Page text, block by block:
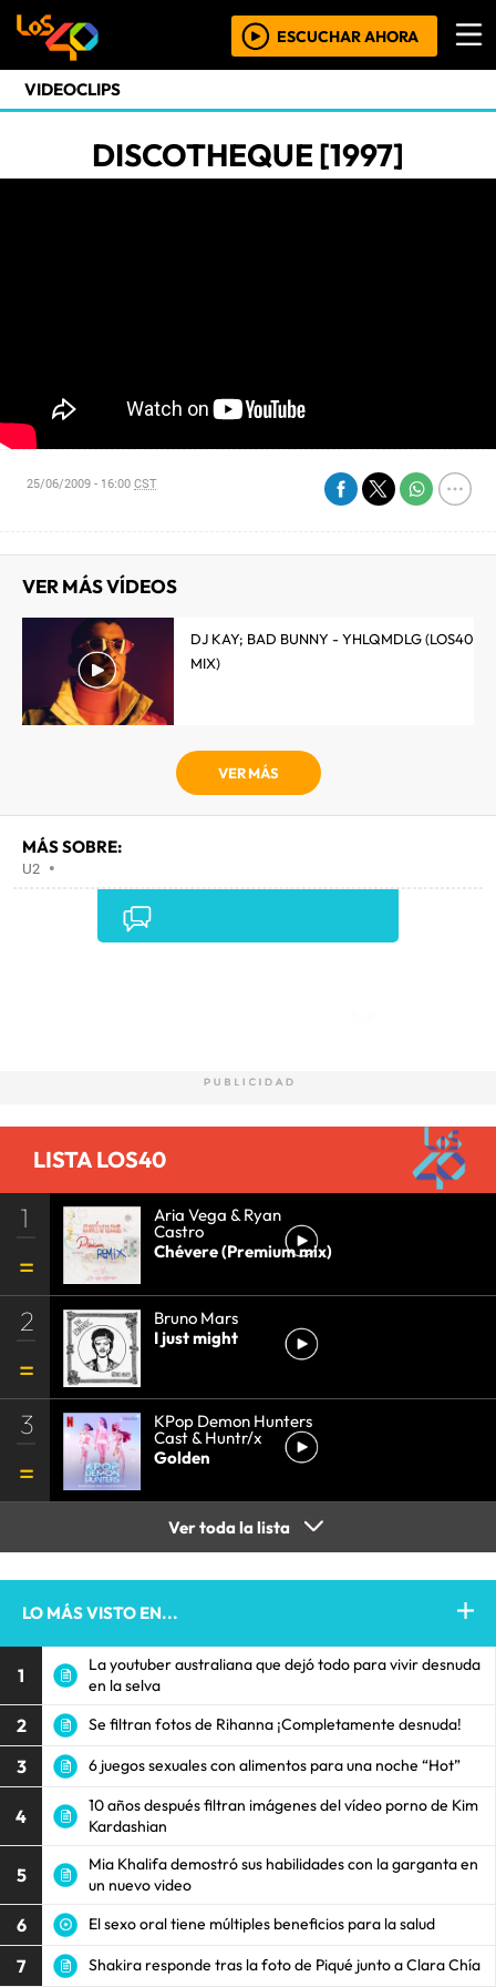
ESCUCHAR AHORA
VIDEOCLIPS
DISCOTHEQUE [1997]
25/06/2009 - 16:00CST
VER MÁS VÍDEOS
DJ KAY; BAD BUNNY - YHLQMDLG (LOS40
MIX)
VER MÁS
MÁS SOBRE:
U2 •
LISTA LOS40
1 Aria Vega & Ryan
Castro
Chévere (Premium mix)
2
Bruno Mars
I just might
3 KPop Demon Hunters
Cast & Huntr/x
Golden
Ver toda la lista
LO MÁS VISTO EN...
1
La youtuber australiana que dejó todo para vivir desnuda
en la selva
2 Se filtran fotos de Rihanna ¡Completamente desnuda!
3 6 juegos sexuales con alimentos para una noche “Hot”
4
10 años después filtran imágenes del vídeo porno de Kim
Kardashian
5
Mia Khalifa demostró sus habilidades con la garganta en
un nuevo video
6 El sexo oral tiene múltiples beneficios para la salud
7 Shakira responde tras la foto de Piqué junto a Clara Chía